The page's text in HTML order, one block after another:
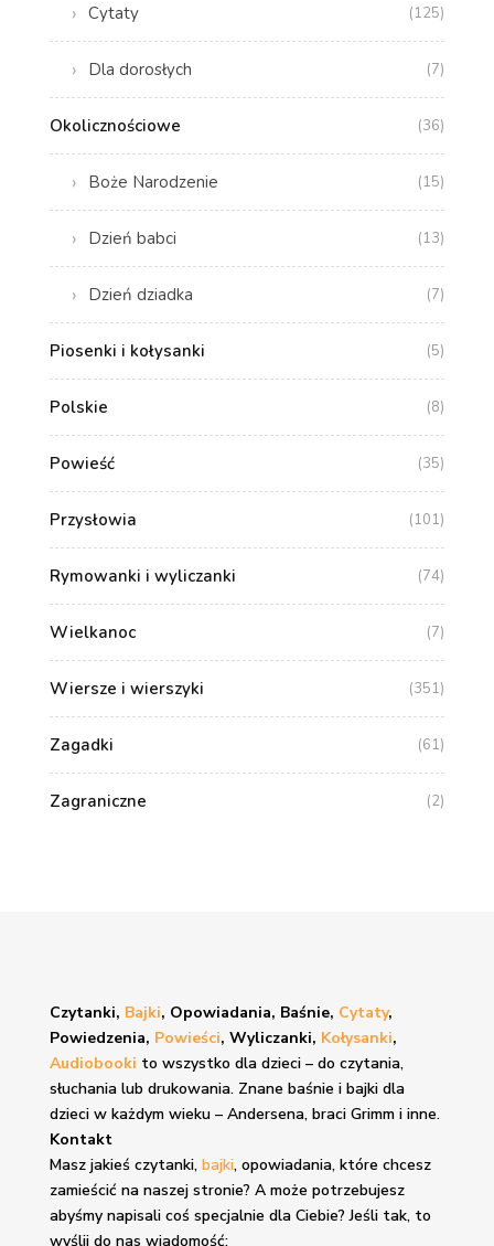
Cytaty (125)
Dla dorosłych (7)
Okolicznościowe (36)
Boże Narodzenie (15)
Dzień babci (13)
Dzień dziadka (7)
Piosenki i kołysanki (5)
Polskie (8)
Powieść (35)
Przysłowia (101)
Rymowanki i wyliczanki (74)
Wielkanoc (7)
Wiersze i wierszyki (351)
Zagadki (61)
Zagraniczne (2)
Czytanki, Bajki, Opowiadania, Baśnie, Cytaty,
Powiedzenia, Powieści, Wyliczanki, Kołysanki,
Audiobooki to wszystko dla dzieci – do czytania,
słuchania lub drukowania. Znane baśnie i bajkidla
dzieci w każdym wieku – Andersena, braci Grimm i inne.
Kontakt
Masz jakieś czytanki, bajki, opowiadania, które chcesz
zamieścić na naszej stronie? A może potrzebujesz
abyśmy napisali coś specjalnie dla Ciebie? Jeśli tak, to
wyślij do nas wiadomość: